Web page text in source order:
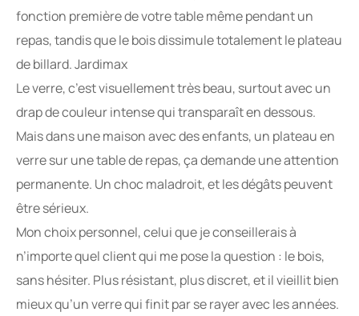
fonction première de votre table même pendant un
repas, tandis que le bois dissimule totalement le plateau
de billard. Jardimax
Le verre, c’est visuellement très beau, surtout avec un
drap de couleur intense qui transparaît en dessous.
Mais dans une maison avec des enfants, un plateau en
verre sur une table de repas, ça demande une attention
permanente. Un choc maladroit, et les dégâts peuvent
être sérieux.
Mon choix personnel, celui que je conseillerais à
n’importe quel client qui me pose la question : le bois,
sans hésiter. Plus résistant, plus discret, et il vieillit bien
mieux qu’un verre qui finit par se rayer avec les années.